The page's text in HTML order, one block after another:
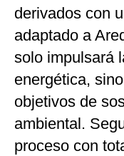
derivados con
adaptado a
solo impulsará
energética,
objetivos de
ambiental.
proceso con